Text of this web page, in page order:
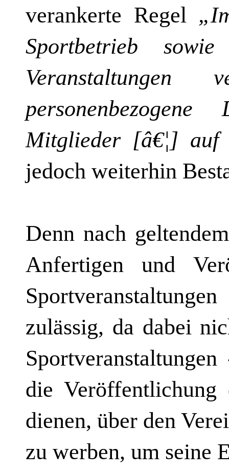
verankerte Regel
Sportbetrieb sowie
Veranstaltungen
Mitglieder [â€¦] auf
jedoch weiterhin
Denn nach
Anfertigen und
zulässig, da dabei
die Veröffentlichung
dienen, über den
zu werben, um seine